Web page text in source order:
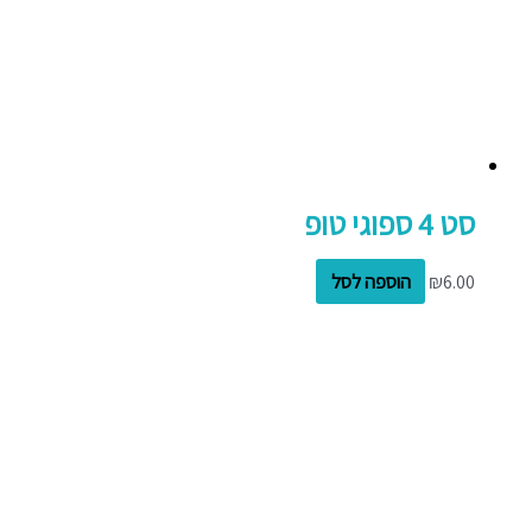
סט 4 ספוגי טופ
₪6.00 הוספה לסל